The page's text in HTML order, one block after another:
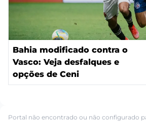
Bahia modificado contra o
Vasco: Veja desfalques e
opções de Ceni
Portal não encontrado ou não configurado